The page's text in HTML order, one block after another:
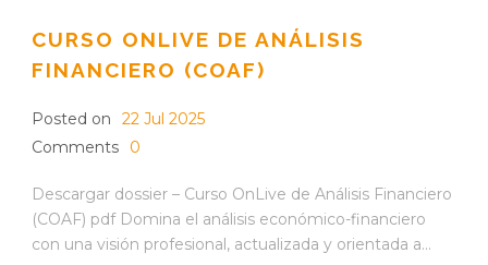
CURSO ONLIVE DE ANÁLISIS
FINANCIERO (COAF)
Posted on
22 Jul 2025
Comments
0
Descargar dossier – Curso OnLive de Análisis Financiero
(COAF) pdf Domina el análisis económico-financiero
con una visión profesional, actualizada y orientada a...